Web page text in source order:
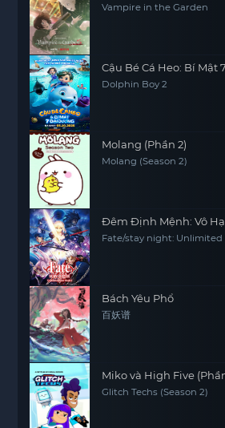
Vampire in the Garden
Cậu Bé Cá Heo: Bí Mật
Dolphin Boy 2
Molang (Phần 2)
Molang (Season 2)
Đêm Định Mệnh: Vô
Fate/stay night: Unlimited
Bách Yêu Phổ
百妖谱
Miko và High Five
Glitch Techs (Season 2)